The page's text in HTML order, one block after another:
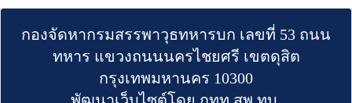
กองจัดหากรมสรรพาวุธทหารบก เลขที่ 53 ถนน
ทหาร แขวงถนนนครไชยศรี เขตดุสิต
กรุงเทพมหานคร 10300